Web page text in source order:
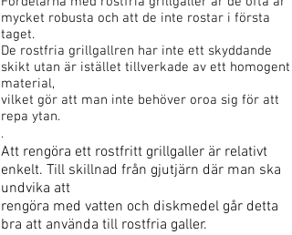
mycket robusta och att de inte rostar i första
taget.
De rostfria grillgallren har inte ett skyddande
skikt utan är istället tillverkade av ett homogent
material,
vilket gör att man inte behöver oroa sig för att
repa ytan.
.
Att rengöra ett rostfritt grillgaller är relativt
enkelt. Till skillnad från gjutjärn där man ska
undvika att
rengöra med vatten och diskmedel går detta
bra att använda till rostfria galler.